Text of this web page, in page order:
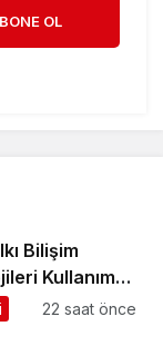
OL
Bilişim
Kullanım
2026
22 saat önce